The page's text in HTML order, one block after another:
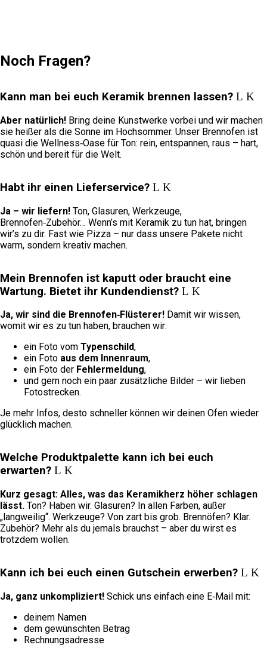
Noch Fragen?
Kann man bei euch Keramik brennen lassen?
Aber natürlich! Bring deine Kunstwerke vorbei und wir machen
sie heißer als die Sonne im Hochsommer. Unser Brennofen ist
quasi die Wellness‑Oase für Ton: rein, entspannen, raus – hart,
schön und bereit für die Welt.
Habt ihr einen Lieferservice?
Ja – wir liefern! Ton, Glasuren, Werkzeuge,
Brennofen‑Zubehör… Wenn’s mit Keramik zu tun hat, bringen
wir’s zu dir. Fast wie Pizza – nur dass unsere Pakete nicht
warm, sondern kreativ machen.
Mein Brennofen ist kaputt oder braucht eine
Wartung. Bietet ihr Kundendienst?
Ja, wir sind die Brennofen‑Flüsterer! Damit wir wissen,
womit wir es zu tun haben, brauchen wir:
ein Foto vom Typenschild,
ein Foto aus dem Innenraum,
ein Foto der Fehlermeldung,
und gern noch ein paar zusätzliche Bilder – wir lieben
Fotostrecken.
Je mehr Infos, desto schneller können wir deinen Ofen wieder
glücklich machen.
Welche Produktpalette kann ich bei euch
erwarten?
Kurz gesagt: Alles, was das Keramikherz höher schlagen
lässt. Ton? Haben wir. Glasuren? In allen Farben, außer
„langweilig“. Werkzeuge? Von zart bis grob. Brennöfen? Klar.
Zubehör? Mehr als du jemals brauchst – aber du wirst es
trotzdem wollen.
Kann ich bei euch einen Gutschein erwerben?
Ja, ganz unkompliziert! Schick uns einfach eine E‑Mail mit:
deinem Namen
dem gewünschten Betrag
Rechnungsadresse